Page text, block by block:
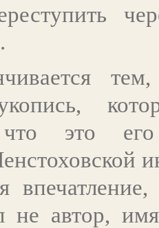
что это его
не автор,